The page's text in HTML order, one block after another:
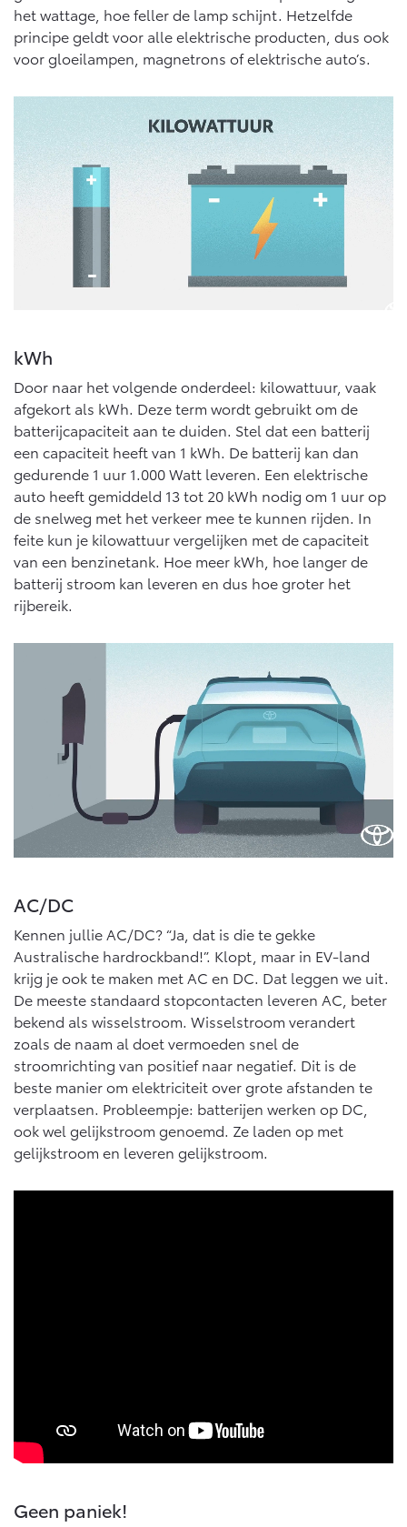
het wattage, hoe feller de lamp schijnt. Hetzelfde
principe geldt voor alle elektrische producten, dus ook
voor gloeilampen, magnetrons of elektrische auto’s.
kWh
Door naar het volgende onderdeel: kilowattuur, vaak
afgekort als kWh. Deze term wordt gebruikt om de
batterijcapaciteit aan te duiden. Stel dat een batterij
een capaciteit heeft van 1 kWh. De batterij kan dan
gedurende 1 uur 1.000 Watt leveren. Een elektrische
auto heeft gemiddeld 13 tot 20 kWh nodig om 1 uur op
de snelweg met het verkeer mee te kunnen rijden. In
feite kun je kilowattuur vergelijken met de capaciteit
van een benzinetank. Hoe meer kWh, hoe langer de
batterij stroom kan leveren en dus hoe groter het
rijbereik.
AC/DC
Kennen jullie AC/DC? “Ja, dat is die te gekke
Australische hardrockband!”. Klopt, maar in EV-land
krijg je ook te maken met AC en DC. Dat leggen we uit.
De meeste standaard stopcontacten leveren AC, beter
bekend als wisselstroom. Wisselstroom verandert
zoals de naam al doet vermoeden snel de
stroomrichting van positief naar negatief. Dit is de
beste manier om elektriciteit over grote afstanden te
verplaatsen. Probleempje: batterijen werken op DC,
ook wel gelijkstroom genoemd. Ze laden op met
gelijkstroom en leveren gelijkstroom.
Geen paniek!